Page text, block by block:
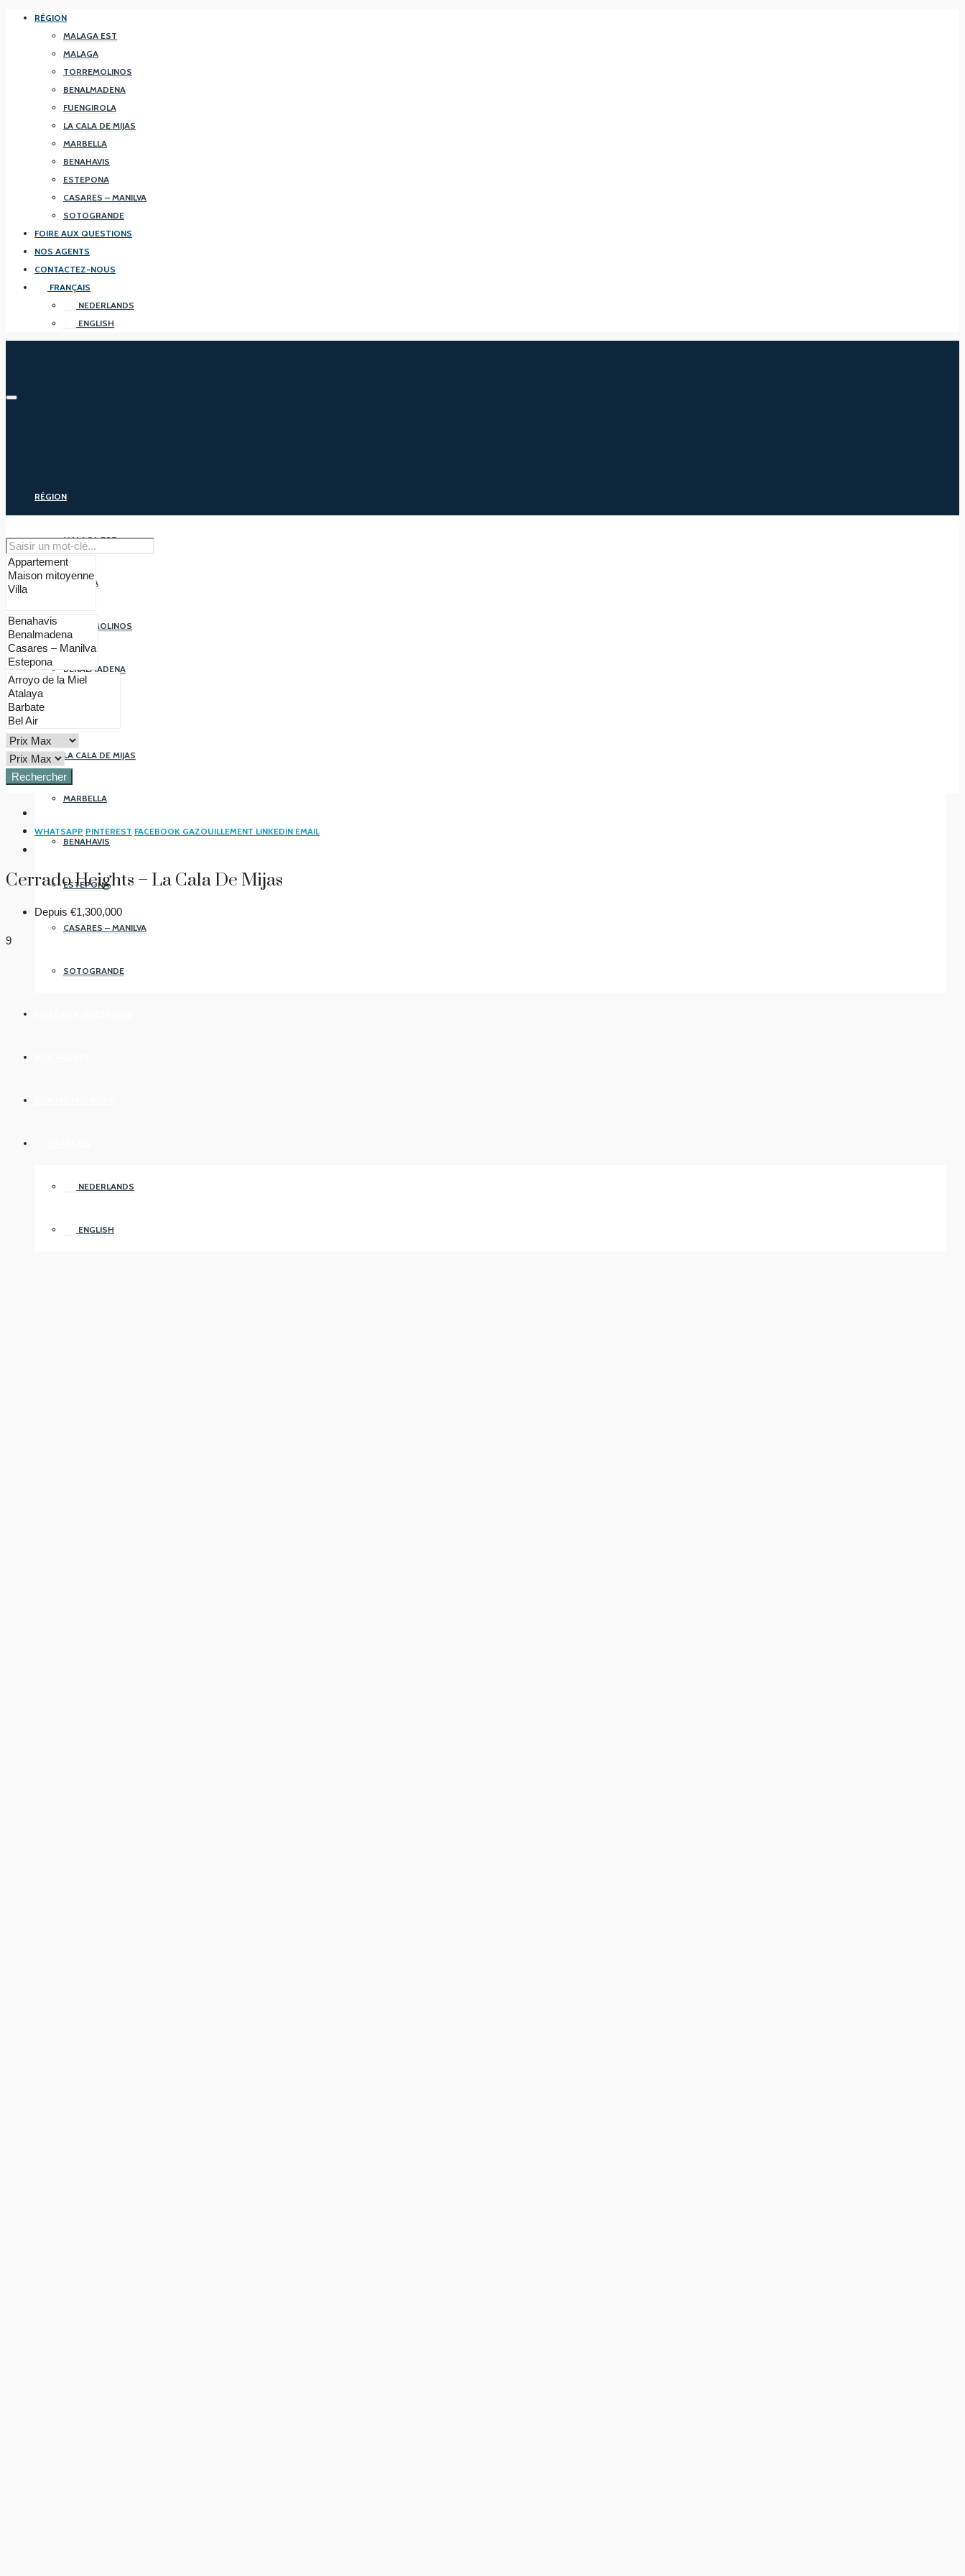
RÉGION
MALAGA EST
MALAGA
TORREMOLINOS
BENALMADENA
FUENGIROLA
LA CALA DE MIJAS
MARBELLA
BENAHAVIS
ESTEPONA
CASARES – MANILVA
SOTOGRANDE
FOIRE AUX QUESTIONS
NOS AGENTS
CONTACTEZ-NOUS
FRANÇAIS
NEDERLANDS
ENGLISH
RÉGION
MALAGA EST
MALAGA
TORREMOLINOS
BENALMADENA
LA CALA DE MIJAS
MARBELLA
BENAHAVIS
ESTEPONA
CASARES – MANILVA
SOTOGRANDE
NEDERLANDS
ENGLISH
Rechercher
WHATSAPP PINTEREST FACEBOOK GAZOUILLEMENT LINKEDIN EMAIL
Cerrado Heights – La Cala De Mijas
Depuis €1,300,000
9